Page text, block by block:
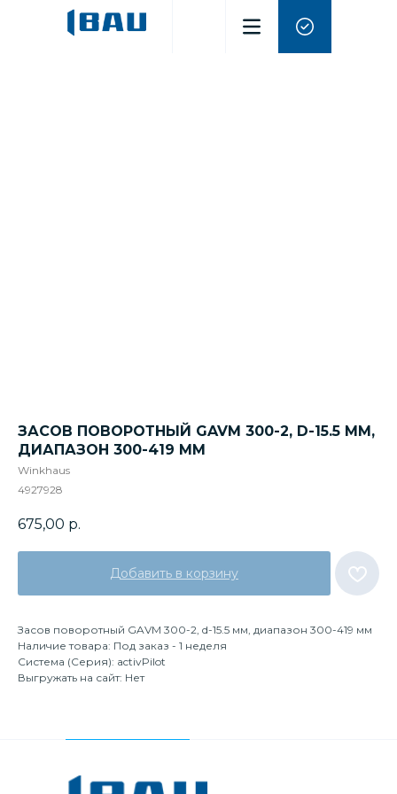
ЗАСОВ ПОВОРОТНЫЙ GAVM 300-2, D-15.5 ММ,
ДИАПАЗОН 300-419 ММ
Winkhaus
4927928
675,00 р.
Добавить в корзину
Засов поворотный GAVM 300-2, d-15.5 мм, диапазон 300-419 мм
Наличие товара: Под заказ - 1 неделя
Система (Серия): activPilot
Выгружать на сайт: Нет